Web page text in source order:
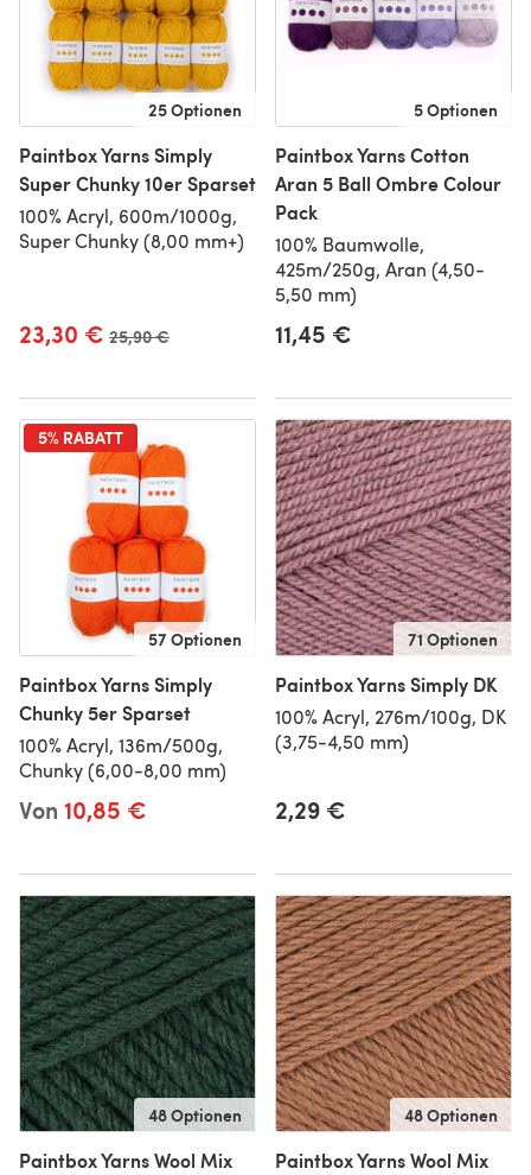
25 Optionen
Paintbox Yarns Simply
Super Chunky 10er Sparset
100% Acryl, 600m/1000g,
Super Chunky (8,00 mm+)
23,30 € Alter Preis
25,90 €
5 Optionen
Paintbox Yarns Cotton
Aran 5 Ball Ombre Colour
Pack
100% Baumwolle,
425m/250g, Aran (4,50-
5,50 mm)
11,45 €
5% RABATT
57 Optionen
Paintbox Yarns Simply
Chunky 5er Sparset
100% Acryl, 136m/500g,
Chunky (6,00-8,00 mm)
Von 10,85 €
71 Optionen
Paintbox Yarns Simply DK
100% Acryl, 276m/100g, DK
(3,75-4,50 mm)
2,29 €
48 Optionen
Paintbox Yarns Wool Mix
48 Optionen
Paintbox Yarns Wool Mix